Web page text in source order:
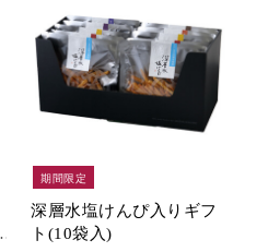
期間限定
深層水塩けんぴ入りギフ
ト(10袋入)